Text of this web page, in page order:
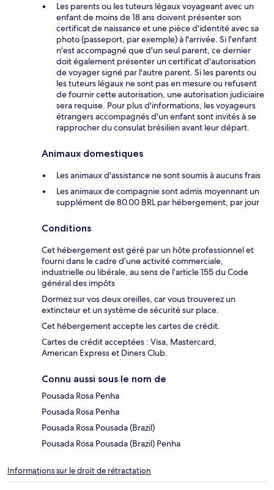
Les parents ou les tuteurs légaux voyageant avec un
enfant de moins de 18 ans doivent présenter son
certificat de naissance et une pièce d'identité avec sa
photo (passeport, par exemple) à l'arrivée. Si l'enfant
n'est accompagné que d'un seul parent, ce dernier
doit également présenter un certificat d'autorisation
de voyager signé par l'autre parent. Si les parents ou
les tuteurs légaux ne sont pas en mesure ou refusent
de fournir cette autorisation, une autorisation judiciaire
sera requise. Pour plus d'informations, les voyageurs
étrangers accompagnés d'un enfant sont invités à se
rapprocher du consulat brésilien avant leur départ.
Animaux domestiques
Les animaux d'assistance ne sont soumis à aucuns frais
Les animaux de compagnie sont admis moyennant un
supplément de 80.00 BRL par hébergement, par jour
Conditions
Cet hébergement est géré par un hôte professionnel et
fourni dans le cadre d’une activité commerciale,
industrielle ou libérale, au sens de l’article 155 du Code
général des impôts
Dormez sur vos deux oreilles, car vous trouverez un
extincteur et un système de sécurité sur place.
Cet hébergement accepte les cartes de crédit.
Cartes de crédit acceptées : Visa, Mastercard,
American Express et Diners Club.
Connu aussi sous le nom de
Pousada Rosa Penha
Pousada Rosa Penha
Pousada Rosa Pousada (Brazil)
Pousada Rosa Pousada (Brazil) Penha
Informations sur le droit de rétractation